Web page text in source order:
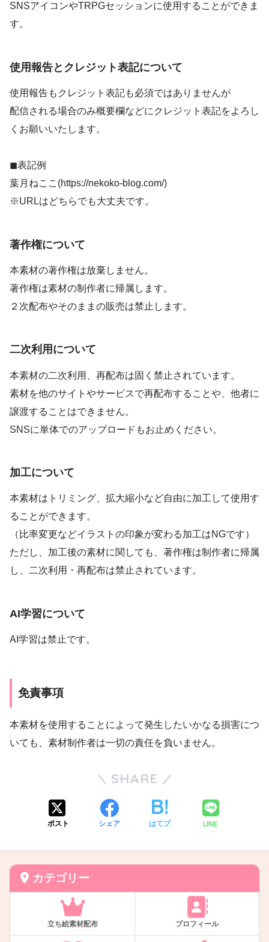
SNSアイコンやTRPGセッションに使用することができま
す。
使用報告とクレジット表記について
使用報告もクレジット表記も必須ではありませんが
配信される場合のみ概要欄などにクレジット表記をよろし
くお願いいたします。
◼︎表記例
葉月ねここ(https://nekoko-blog.com/)
※URLはどちらでも大丈夫です。
著作権について
本素材の著作権は放棄しません。
著作権は素材の制作者に帰属します。
２次配布やそのままの販売は禁止します。
二次利用について
本素材の二次利用、再配布は固く禁止されています。
素材を他のサイトやサービスで再配布することや、他者に
譲渡することはできません。
SNSに単体でのアップロードもお止めください。
加工について
本素材はトリミング、拡大縮小など自由に加工して使用す
ることができます。
（比率変更などイラストの印象が変わる加工はNGです）
ただし、加工後の素材に関しても、著作権は制作者に帰属
し、二次利用・再配布は禁止されています。
AI学習について
AI学習は禁止です。
免責事項
本素材を使用することによって発生したいかなる損害につ
いても、素材制作者は一切の責任を負いません。
SHARE
ポスト シェア はてブ LINE
カテゴリー
立ち絵素材配布 プロフィール